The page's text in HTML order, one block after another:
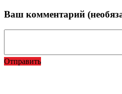
Ваш комментарий
Отправить